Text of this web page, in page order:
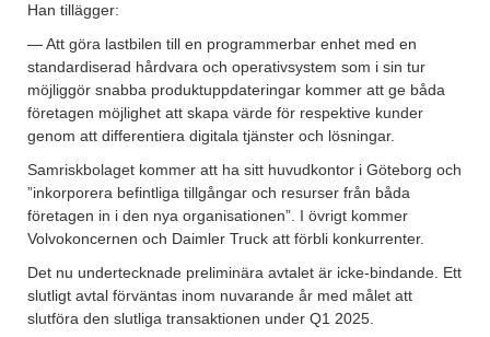
Han tillägger:
— Att göra lastbilen till en programmerbar enhet med en
standardiserad hårdvara och operativsystem som i sin tur
möjliggör snabba produktuppdateringar kommer att ge båda
företagen möjlighet att skapa värde för respektive kunder
genom att differentiera digitala tjänster och lösningar.
Samriskbolaget kommer att ha sitt huvudkontor i Göteborg och
”inkorporera befintliga tillgångar och resurser från båda
företagen in i den nya organisationen”. I övrigt kommer
Volvokoncernen och Daimler Truck att förbli konkurrenter.
Det nu undertecknade preliminära avtalet är icke-bindande. Ett
slutligt avtal förväntas inom nuvarande år med målet att
slutföra den slutliga transaktionen under Q1 2025.